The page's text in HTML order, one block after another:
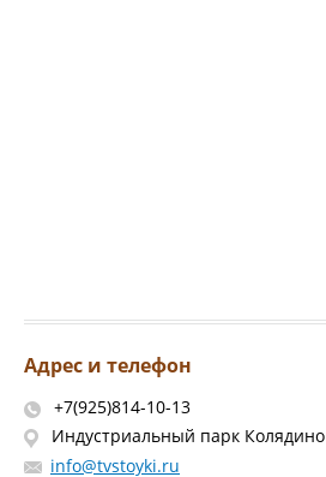
Адрес и телефон
+7(925)814-10-13
Индустриальный парк Колядино
info@tvstoyki.ru